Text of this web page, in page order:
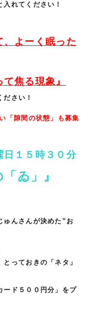
入れてください！
、よーく眠った
て焦る現象』
さい！
「隙間の状態」も募集
１５時３０分
ゐ」』
ゅんさんが決めた”お
っておきの「ネタ」
ード５００円分」をプ